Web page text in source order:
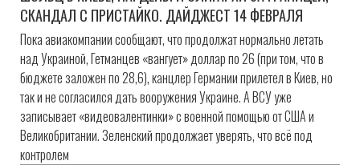
СКАНДАЛ С ПРИСТАЙКО. ДАЙДЖЕСТ 14 ФЕВРАЛЯ
Пока авиакомпании сообщают, что продолжат нормально летать
над Украиной, Гетманцев «вангует» доллар по 26 (при том, что в
бюджете заложен по 28,6), канцлер Германии прилетел в Киев, но
так и не согласился дать вооружения Украине. А ВСУ уже
записывает «видеовалентинки» с военной помощью от США и
Великобритании. Зеленский продолжает уверять, что всё под
контролем